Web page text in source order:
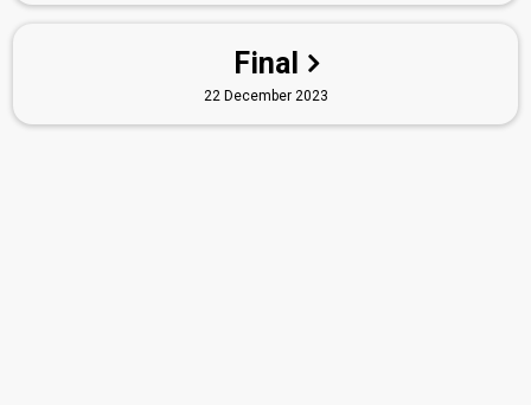
Final
22 December 2023